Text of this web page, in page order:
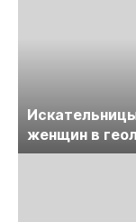
женщин в